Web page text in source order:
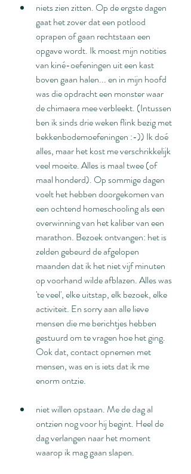
niets zien zitten. Op de ergste dagen
gaat het zover dat een potlood
oprapen of gaan rechtstaan een
opgave wordt. Ik moest mijn notities
van kiné-oefeningen uit een kast
boven gaan halen... en in mijn hoofd
was die opdracht een monster waar
de chimaera mee verbleekt. (Intussen
ben ik sinds drie weken flink bezig met
bekkenbodemoefeningen :-)) Ik doé
alles, maar het kost me verschrikkelijk
veel moeite. Alles is maal twee (of
maal honderd). Op sommige dagen
voelt het hebben doorgekomen van
een ochtend homeschooling als een
overwinning van het kaliber van een
marathon. Bezoek ontvangen: het is
zelden gebeurd de afgelopen
maanden dat ik het niet vijf minuten
op voorhand wilde afblazen. Alles was
'te veel', elke uitstap, elk bezoek, elke
activiteit. En sorry aan alle lieve
mensen die me berichtjes hebben
gestuurd om te vragen hoe het ging.
Ook dat, contact opnemen met
mensen, was en is iets dat ik me
enorm ontzie.
niet willen opstaan. Me de dag al
ontzien nog voor hij begint. Heel de
dag verlangen naar het moment
waarop ik mag gaan slapen.